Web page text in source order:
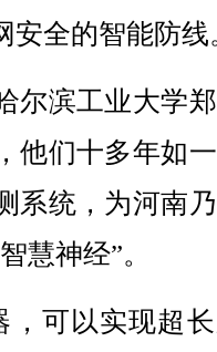
安全的智能防线
滨工业大学
他们十多年如
系统，为河南
慧神经”。
可以实现超长